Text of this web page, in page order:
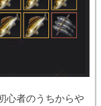
心者のうちからや